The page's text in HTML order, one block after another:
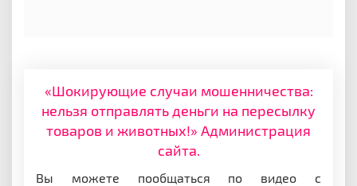
«Шокирующие случаи мошенничества:
нельзя отправлять деньги на пересылку
товаров и животных!» Администрация
сайта.
Вы можете пообщаться по видео с